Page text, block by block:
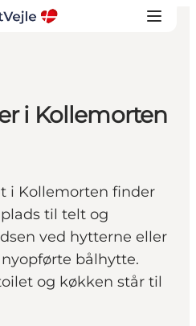
i Kollemorten
i Kollemorten finder
til telt og
ved hytterne eller
bålhytte.
og køkken står til